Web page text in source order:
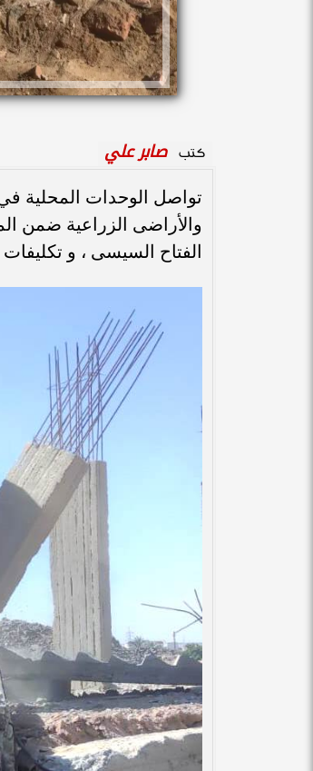
كتب صابر علي
تواصل الوحدات المحلية
الفتاح السيسى ، و